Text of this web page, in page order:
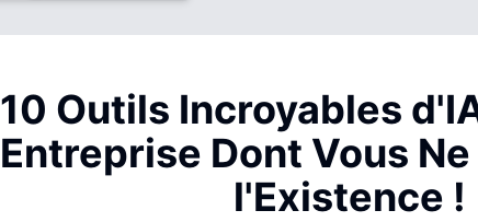
10 Outils Incroyables
Entreprise Dont Vous
l'Existence !